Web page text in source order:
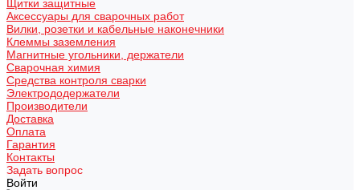
Щитки защитные
Аксессуары для сварочных работ
Вилки, розетки и кабельные наконечники
Клеммы заземления
Магнитные угольники, держатели
Сварочная химия
Средства контроля сварки
Электрододержатели
Производители
Доставка
Оплата
Гарантия
Контакты
Задать вопрос
Войти